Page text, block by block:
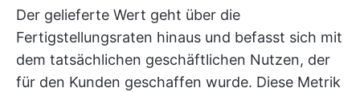
Der gelieferte Wert geht über die
Fertigstellungsraten hinaus und befasst sich mit
dem tatsächlichen geschäftlichen Nutzen, der
für den Kunden geschaffen wurde. Diese Metrik